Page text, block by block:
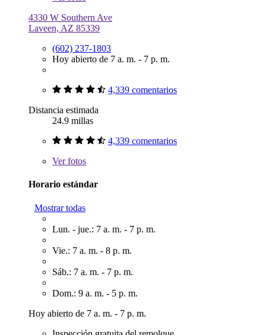
4330 W Southern Ave
Laveen, AZ 85339
(602) 237-1803
Hoy abierto de 7 a. m. - 7 p. m.
4,339 comentarios
Distancia estimada
24.9 millas
4,339 comentarios
Verfotos
Horario estándar
Mostrar todas
Lun. - jue.: 7 a. m. - 7 p. m.
Vie.: 7 a. m. - 8 p. m.
Sáb.: 7 a. m. - 7 p. m.
Dom.: 9 a. m. - 5 p. m.
Hoy abierto de 7 a. m. - 7 p. m.